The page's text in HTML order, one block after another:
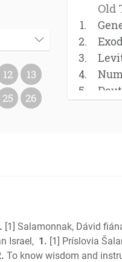
12
13
25
26
Old
1
2
Ezra
[1] Salamonnak, Dávid
Israel, 1. [1] Príslovia
To know wisdom and